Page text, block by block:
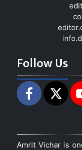
Follow Us
Amrit Vichar is